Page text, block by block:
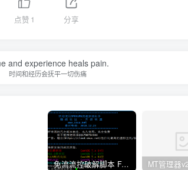
点赞 1 分享
and experience heals pain.
时间和经历会抚平一切伤痛
免流流控破解脚本 FAS 青云 快云 VPNS 博雅dalo最新集合